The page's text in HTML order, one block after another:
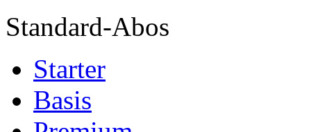
Standard-Abos
Starter
Basis